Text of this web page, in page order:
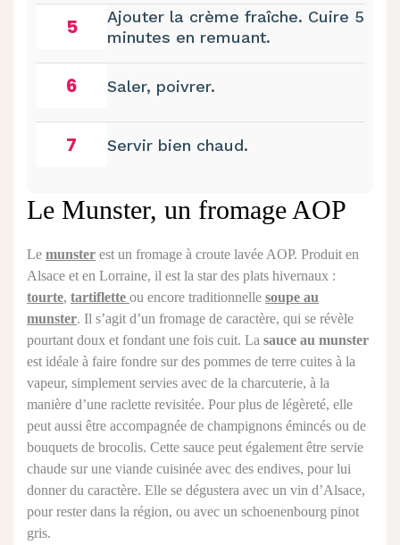
5
Ajouter la crème fraîche. Cuire 5
minutes en remuant.
6 Saler, poivrer.
7 Servir bien chaud.
Le Munster, un fromage AOP
Le munster est un fromage à croute lavée AOP. Produit en
Alsace et en Lorraine, il est la star des plats hivernaux :
tourte, tartiflette ou encore traditionnelle soupe au
munster. Il s’agit d’un fromage de caractère, qui se révèle
pourtant doux et fondant une fois cuit. La sauce au munster
est idéale à faire fondre sur des pommes de terre cuites à la
vapeur, simplement servies avec de la charcuterie, à la
manière d’une raclette revisitée. Pour plus de légèreté, elle
peut aussi être accompagnée de champignons émincés ou de
bouquets de brocolis. Cette sauce peut également être servie
chaude sur une viande cuisinée avec des endives, pour lui
donner du caractère. Elle se dégustera avec un vin d’Alsace,
pour rester dans la région, ou avec un schoenenbourg pinot
gris.